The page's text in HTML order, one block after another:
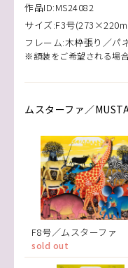
作品ID:MS24082
サイズ:F3号
フレーム:木枠張り／パ
※額装をご希望される場
ムスターファ／
F8号／ムスターファ
sold out